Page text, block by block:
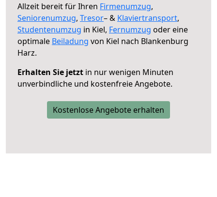
Allzeit bereit für Ihren Firmenumzug,
Seniorenumzug, Tresor– & Klaviertransport,
Studentenumzug in Kiel, Fernumzug oder eine
optimale Beiladung von Kiel nach Blankenburg
Harz.
Erhalten Sie jetzt in nur wenigen Minuten
unverbindliche und kostenfreie Angebote.
Kostenlose Angebote erhalten